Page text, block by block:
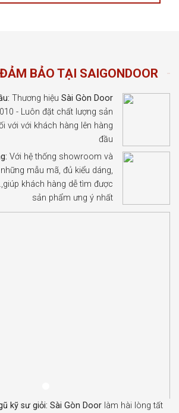
BẢO TẠI SAIGONDOOR
Thương hiệu Sài Gòn Door
- Luôn đặt chất lượng sản
với với khách hàng lên hàng
đầu
Với hệ thống showroom và
mẫu mã, đủ kiểu dáng,
khách hàng dễ tìm được
sản phẩm ưng ý nhất
kỹ sư giỏi: Sài Gòn Door làm hài lòng tất